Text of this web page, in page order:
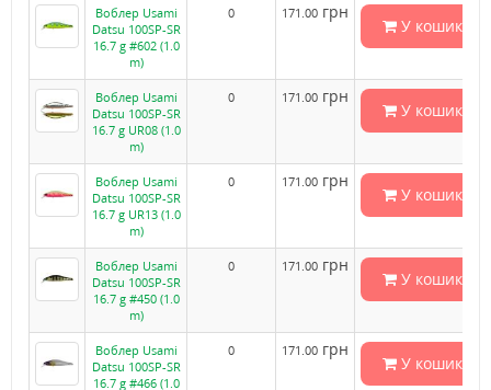
Воблер Usami
Datsu 100SP-SR
16.7 g #602 (1.0
m)
0 171.00 грн
У кошик
Воблер Usami
Datsu 100SP-SR
16.7 g UR08 (1.0
m)
0 171.00 грн
У кошик
Воблер Usami
Datsu 100SP-SR
16.7 g UR13 (1.0
m)
0 171.00 грн
У кошик
Воблер Usami
Datsu 100SP-SR
16.7 g #450 (1.0
m)
0 171.00 грн
У кошик
Воблер Usami
Datsu 100SP-SR
16.7 g #466 (1.0
0 171.00 грн
У кошик